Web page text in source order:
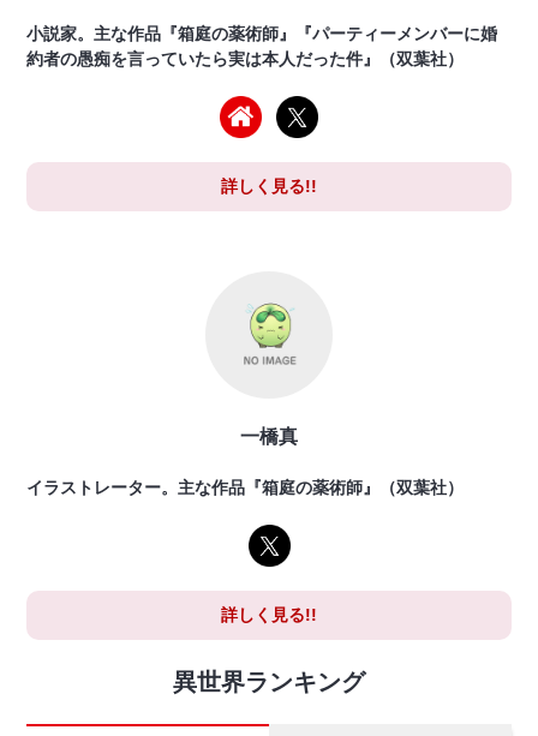
小説家。主な作品『箱庭の薬術師』『パーティーメンバーに婚
約者の愚痴を言っていたら実は本人だった件』（双葉社）
詳しく見る!!
一橋真
イラストレーター。主な作品『箱庭の薬術師』（双葉社）
詳しく見る!!
異世界ランキング